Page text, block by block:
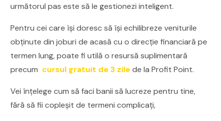
următorul pas este să le gestionezi inteligent.
Pentru cei care își doresc să își echilibreze veniturile
obținute din joburi de acasă cu o direcție financiară pe
termen lung, poate fi utilă o resursă suplimentară
precum cursul gratuit de 3 zile de la Profit Point.
Vei înțelege cum să faci banii să lucreze pentru tine,
fără să fii copleșit de termeni complicați,